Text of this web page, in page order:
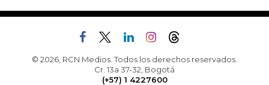
© 2026, RCN Medios. Todos los derechos reservados.
Cr. 13a 37-32, Bogotá
(+57) 1 4227600